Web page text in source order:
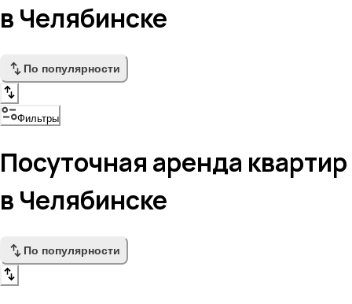
в Челябинске
По популярности
Фильтры
Посуточная аренда квартир
в Челябинске
По популярности